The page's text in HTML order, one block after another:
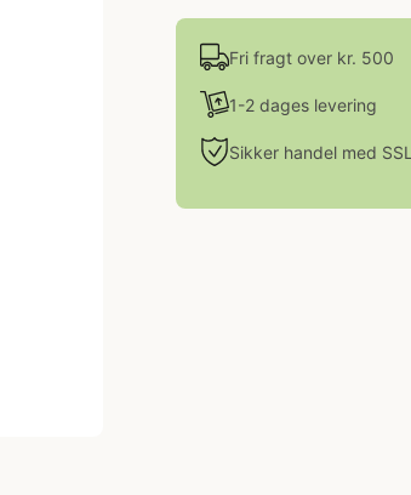
Fri fragt over kr. 500
1-2 dages levering
Sikker handel med